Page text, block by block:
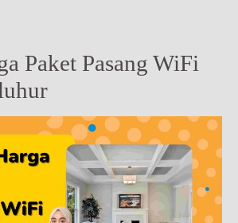
Paket Pasang WiFi